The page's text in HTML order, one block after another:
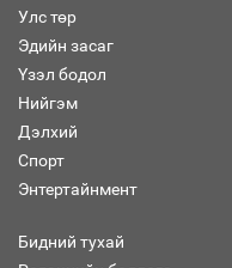
Улс төр
Эдийн засаг
Үзэл бодол
Нийгэм
Дэлхий
Спорт
Энтертайнмент
Бидний тухай